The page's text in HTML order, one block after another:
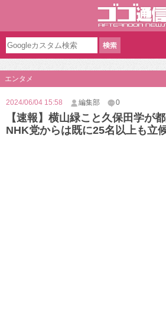
エンタメ
2024/06/04 15:58 編集部 0
【速報】横山緑こと久保田学が
NHK党からは既に25名以上も立